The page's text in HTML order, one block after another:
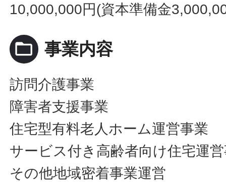
10,000,000円(資本準備金
folder_open 事業内容
訪問介護事業
障害者支援事業
住宅型有料老人ホーム運営事業
サービス付き高齢者向け住宅運
その他地域密着事業運営